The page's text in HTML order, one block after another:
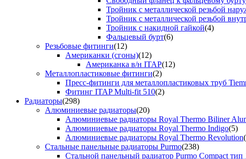
Тройник с металлической резьбой
Тройник с металлической резьбой
Тройник с накидной гайкой(4)
Фальцевый бурт(6)
Резьбовые фитинги(12)
Американки (сгоны)(12)
Американка в/н ITAP(12)
Металлопластиковые фитинги(2)
Пресс-фитинги для металлопластиковых труб
Фитинг ITAP Multi-fit 510(2)
Радиаторы(298)
Алюминиевые радиаторы(20)
Алюминиевые радиаторы Royal Thermo Biliner
Алюминиевые радиаторы Royal Thermo Indigo(5)
Алюминиевые радиаторы Royal Thermo Revolution
Стальные панельные радиаторы Purmo(238)
Стальной панельный радиатор Purmo Compact тип